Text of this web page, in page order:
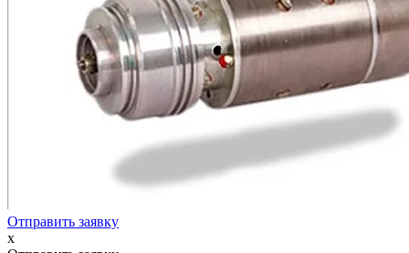
Отправить заявку
x